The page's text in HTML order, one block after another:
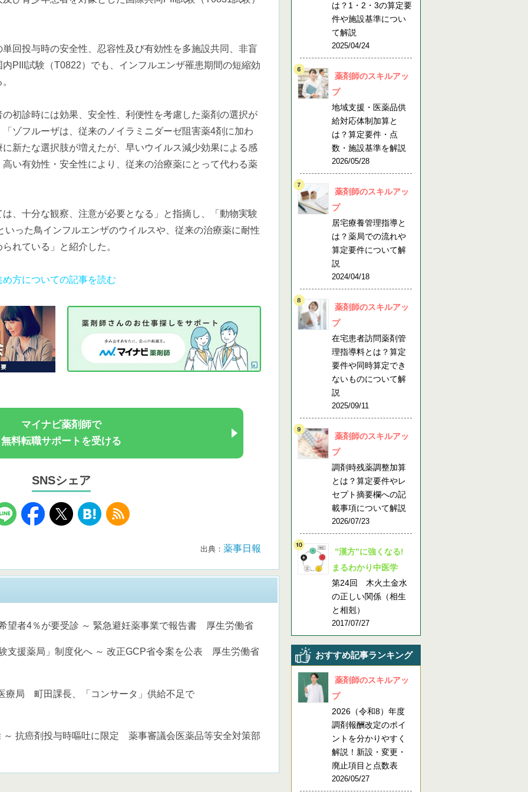
回投与時の安全性、忍容性及び有効性を多施設共同、非盲
PIII試験（T0822）でも、インフルエンザ罹患期間の短縮効
初診時には効果、安全性、利便性を考慮した薬剤の選択が
ゾフルーザは、従来のノイラミニダーゼ阻害薬4剤に加わ
新たな選択肢が増えたが、早いウイルス減少効果による感
い有効性・安全性により、従来の治療薬にとって代わる薬
、十分な観察、注意が必要となる」と指摘し、「動物実験
った鳥インフルエンザのウイルスや、従来の治療薬に耐性
れている」と紹介した。
方についての記事を読む
マイナビ薬剤師で
無料転職サポートを受ける
SNSシェア
出典： 薬事日報
望者4％が要受診 ～ 緊急避妊薬事業で報告書 厚生労働省
支援薬局」制度化へ ～ 改正GCP省令案を公表 厚生労働省
療局 町田課長、「コンサータ」供給不足で
～ 抗癌剤投与時嘔吐に限定 薬事審議会医薬品等安全対策部
は？1・2・3の算定要
件や施設基準につい
て解説
2025/04/24
薬剤師のスキルアッ
プ
地域支援・医薬品供
給対応体制加算と
は？算定要件・点
数・施設基準を解説
2026/05/28
薬剤師のスキルアッ
プ
居宅療養管理指導と
は？薬局での流れや
算定要件について解
説
2024/04/18
薬剤師のスキルアッ
プ
在宅患者訪問薬剤管
理指導料とは？算定
要件や同時算定でき
ないものについて解
説
2025/09/11
薬剤師のスキルアッ
プ
調剤時残薬調整加算
とは？算定要件やレ
セプト摘要欄への記
載事項について解説
2026/07/23
”漢方”に強くなる!
まるわかり中医学
第24回 木火土金水
の正しい関係（相生
と相剋）
2017/07/27
おすすめ記事ランキング
薬剤師のスキルアッ
プ
2026（令和8）年度
調剤報酬改定のポイ
ントを分かりやすく
解説！新設・変更・
廃止項目と点数表
2026/05/27